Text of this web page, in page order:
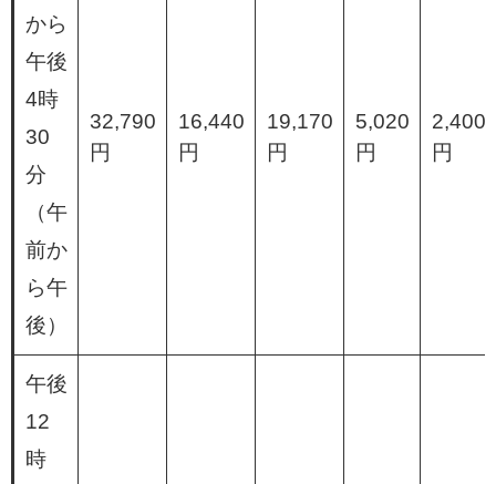
から
午後
4時
30
分
（午
前か
ら午
後）
32,790
円
16,440
円
19,170
円
5,020
円
2,400
円
午後
12
時